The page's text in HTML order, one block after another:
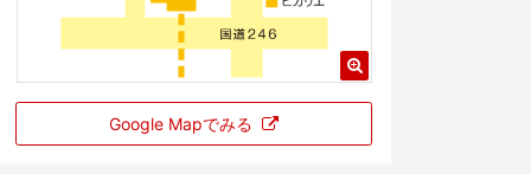
Google Mapでみる